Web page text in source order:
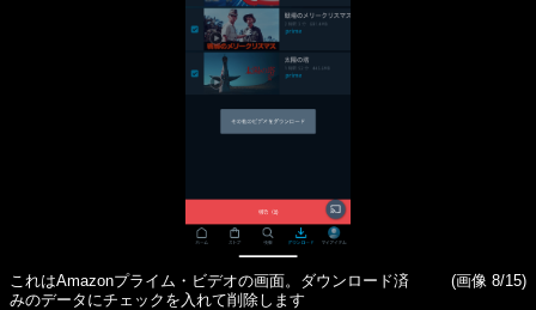
これはAmazonプライム・ビデオの画面。ダウンロード済
みのデータにチェックを入れて削除します
(画像 8/15)